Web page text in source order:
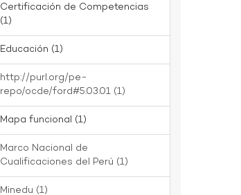
Certificación de Competencias
(1)
Educación (1)
http://purl.org/pe-
repo/ocde/ford#5.03.01 (1)
Mapa funcional (1)
Marco Nacional de
Cualificaciones del Perú (1)
Minedu (1)